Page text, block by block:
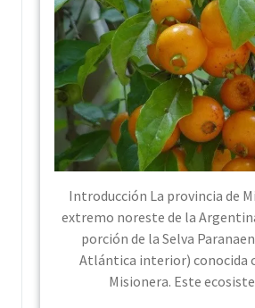
Introducción La provincia de
extremo noreste de la
porción de la Selva
Atlántica interior) conocida
Misionera. Este